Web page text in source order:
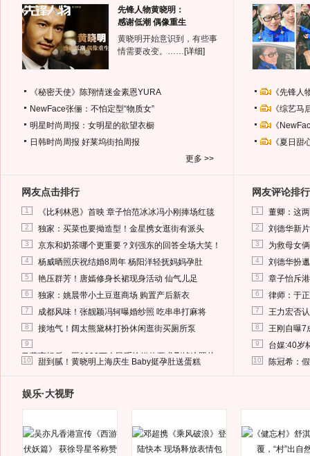
先锋人物黄晓明：
感谢低潮 偶像重生
黄晓明开始意识到，有些事
情需要改变。…… [详细]
《秘密天使》陈翔情迷金素恩YURA
NewFace张俪：不怕定型“物质女”
明星时尚周报：女明星的欲望衣橱
日韩时尚周报 好莱坞街拍周报
更多 >>
《先锋
《综艺
《
《夏日
网友点击排行
1 《比利林恩》首映 章子怡范冰冰冯小刚捧场红毯
2 独家：买菜也要拗造型！金星携女逛街有派头
3 京东和奶茶哪个更重要？刘强东的回答全场大笑！
4 杨威晒照庆祝结婚8周年 杨阳洋轻抚妈妈孕肚
5 艳压群芳！唐嫣修身长裙现身活动 仙气儿足
6 独家：姚晨带小土豆逛商场 购置产后新衣
7 成都风味！张靓颖冯轲曝婚纱照 吃串串打麻将
8 接地气！阔太熊黛林打扮休闲逛街买厕所泵
9
马蓉离婚后，砸1000万人民币给媒体要求删掉这照片
10 甜到腻！黄晓明上海庆生 Baby挺孕肚送蛋糕
网友评论排行
1 董卿：这
2 刘德华新
3 为救母女
4 刘德华扮
5 章子怡斥
6 律师：于
7 王力宏否
8 王刚自曝7
9 台媒:40岁
10 陈冠希：
娱乐·大视野